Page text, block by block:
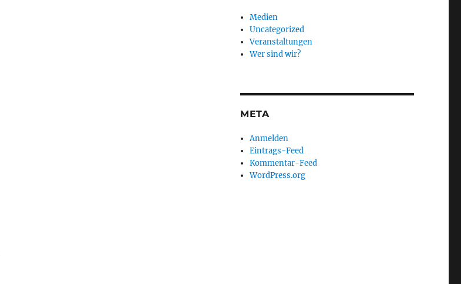
Medien
Uncategorized
Veranstaltungen
Wer sind wir?
META
Anmelden
Eintrags-Feed
Kommentar-Feed
WordPress.org